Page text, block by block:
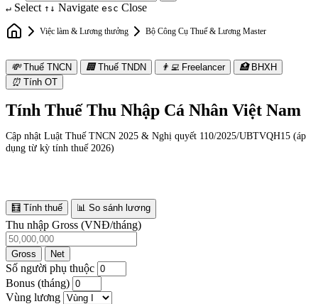
↵ Select ↑↓ Navigate esc Close
Việc làm & Lương thưởng Bộ Công Cụ Thuế & Lương Master
💸 Thuế TNCN 🏢 Thuế TNDN 👨‍💻 Freelancer 🏥 BHXH
⏰ Tính OT
Tính Thuế Thu Nhập Cá Nhân Việt Nam
Cập nhật Luật Thuế TNCN 2025 & Nghị quyết 110/2025/UBTVQH15 (áp
dụng từ kỳ tính thuế 2026)
🧮 Tính thuế 📊 So sánh lương
Thu nhập Gross (VNĐ/tháng)
Gross Net
Số người phụ thuộc
Bonus (tháng)
Vùng lương